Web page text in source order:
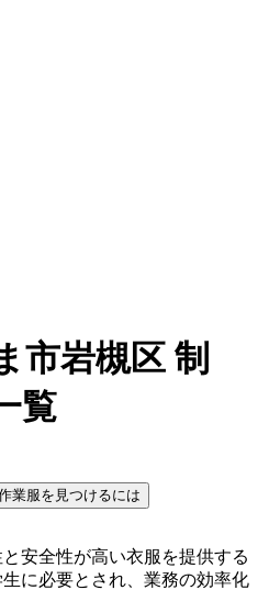
市岩槻区 制
覧
業服を見つけるには
安全性が高い衣服を提供する
に必要とされ、業務の効率化